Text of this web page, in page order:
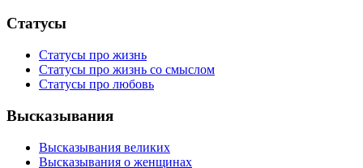
Статусы
Статусы про жизнь
Статусы про жизнь со смыслом
Статусы про любовь
Высказывания
Высказывания великих
Высказывания о женщинах